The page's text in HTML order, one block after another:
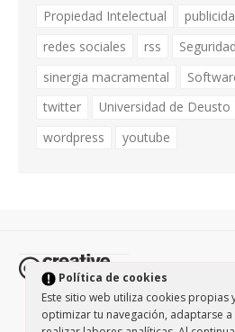
Política de cookies
Este sitio web utiliza cookies propias
optimizar tu navegación, adaptarse
Propiedad Intelectual
redes sociales
rss Seguridad
sinergia macramental
twitter
Universidad de Deusto
wordpress
youtube
Todos los
protegidos por la licencia
NonCommercial-ShareAlike 3.0. /